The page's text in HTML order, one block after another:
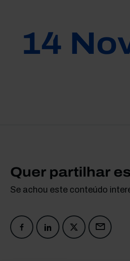
14
Quer partilhar
Se achou este conteúdo